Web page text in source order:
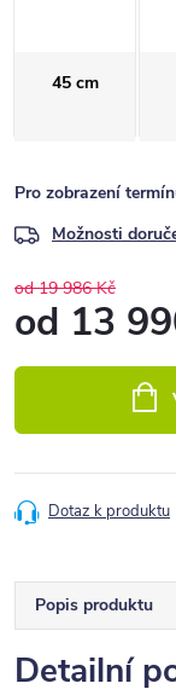
45 cm
Pro zobrazení
Možnosti
od 19 986 Kč
od 13
Dotaz k produktu
Popis produktu
Detailní